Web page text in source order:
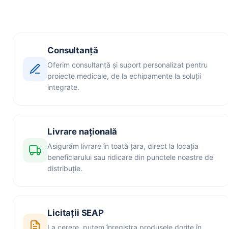
Consultanță
Oferim consultanță și suport personalizat pentru
proiecte medicale, de la echipamente la soluții
integrate.
Livrare națională
Asigurăm livrare în toată țara, direct la locația
beneficiarului sau ridicare din punctele noastre de
distribuție.
Licitații SEAP
La cerere, putem înregistra produsele dorite în